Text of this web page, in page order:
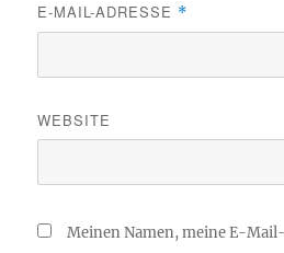
E-MAIL-ADRESSE *
WEBSITE
Meinen Namen, meine E-